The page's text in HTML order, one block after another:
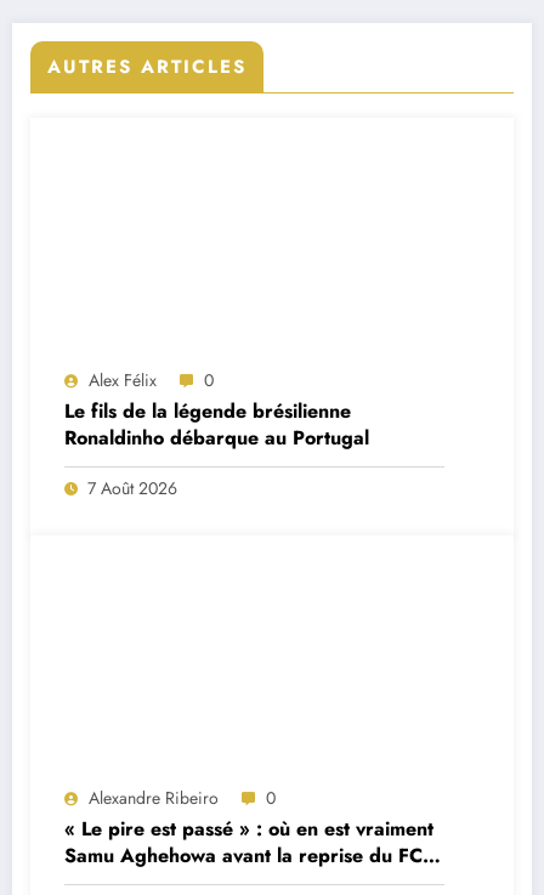
AUTRES ARTICLES
Alex Félix 0
Le fils de la légende brésilienne
Ronaldinho débarque au Portugal
7 Août 2026
Alexandre Ribeiro 0
« Le pire est passé » : où en est vraiment
Samu Aghehowa avant la reprise du FC
Porto ?